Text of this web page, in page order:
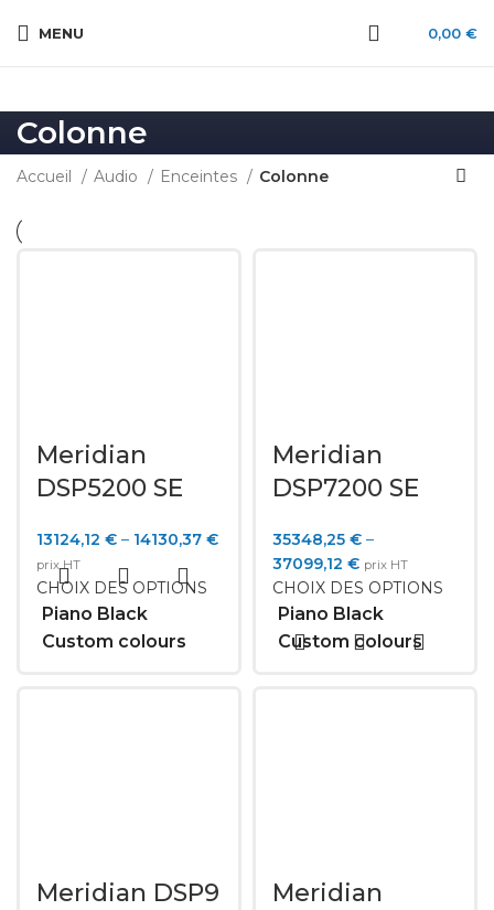
MENU 0,00 €
Colonne
Accueil Audio Enceintes Colonne
Meridian
DSP5200 SE
13124,12 € – 14130,37 €
prix HT
CHOIX DES OPTIONS
Piano Black
Custom colours
Meridian
DSP7200 SE
35348,25 € –
37099,12 € prix HT
CHOIX DES OPTIONS
Piano Black
Custom colours
Meridian DSP9
Meridian